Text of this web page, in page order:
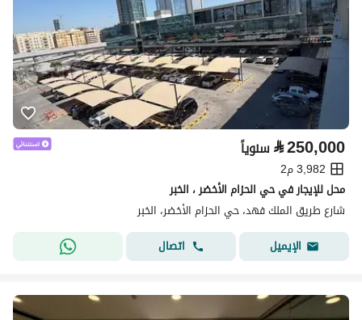
⃁250,000 سنوياً
3,982 م2
محل للإيجار في حي الحزام الأخضر ، الخبر
شارع طريق الملك فهد، حي الحزام الأخضر، الخبر
الإيميل
اتصال